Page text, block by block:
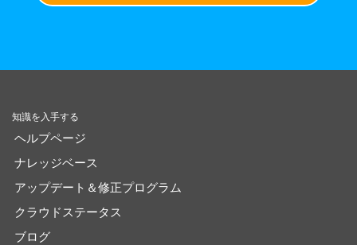
知識を入手する
ヘルプページ
ナレッジベース
アップデート＆修正プログラム
クラウドステータス
ブログ